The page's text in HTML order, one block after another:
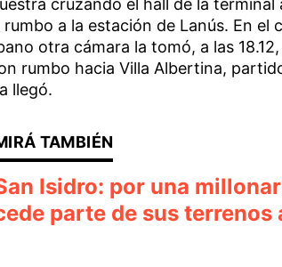
cruzando el hall de la terminal
rumbo a la estación de Lanús. En
otra cámara la tomó, a las
rumbo hacia Villa Albertina,
llegó.
Isidro: por una
parte de sus terrenos